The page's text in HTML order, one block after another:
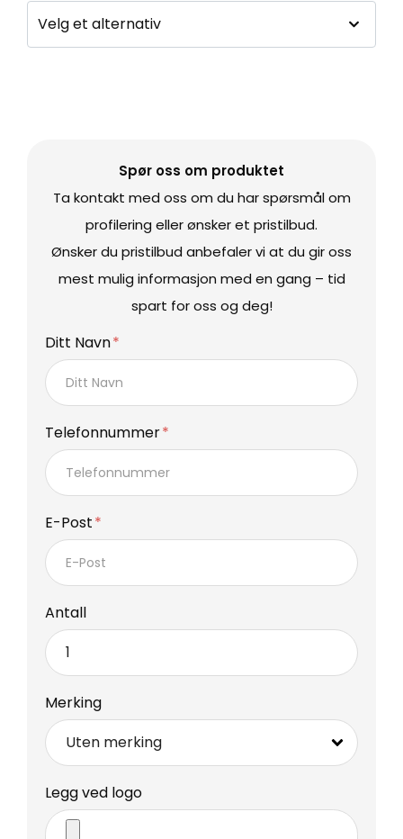
Spør oss om produktet
Ta kontakt med oss om du har spørsmål om
profilering eller ønsker et pristilbud.
Ønsker du pristilbud anbefaler vi at du gir oss
mest mulig informasjon med en gang – tid
spart for oss og deg!
Ditt Navn
Telefonnummer
E-Post
Antall
Merking
Legg ved logo